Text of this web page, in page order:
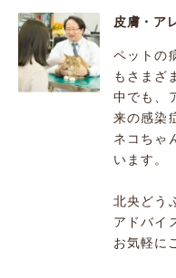
皮膚・ア
ペットの
もさまざ
中でも、
来の感染
ネコちゃ
います。
北央どう
アドバイ
お気軽に